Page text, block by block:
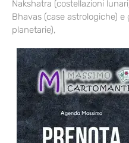
Nakshatra (costellazioni
Bhavas (case astrologiche) e
planetarie),